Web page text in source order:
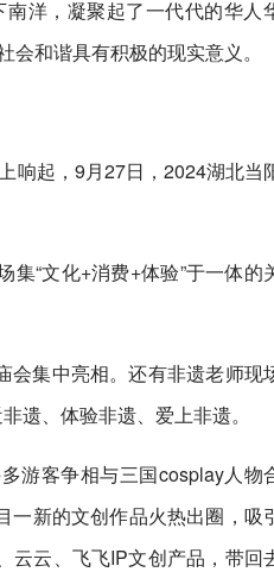
洋，凝聚起了一代代的华人
和谐具有积极的现实意义。
响起，9月27日，2024湖北当
“文化+消费+体验”于一体的
会集中亮相。还有非遗老师现
遗、体验非遗、爱上非遗。
游客争相与三国cosplay人物
新的文创作品火热出圈，吸
云云、飞飞IP文创产品，带回